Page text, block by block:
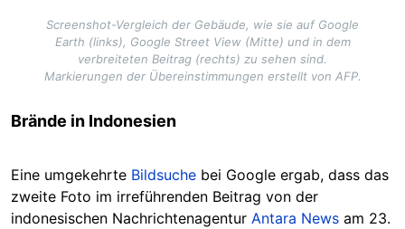
Screenshot-Vergleich der Gebäude, wie sie auf Google
Earth (links), Google Street View (Mitte) und in dem
verbreiteten Beitrag (rechts) zu sehen sind.
Markierungen der Übereinstimmungen erstellt von AFP.
Brände in Indonesien
Eine umgekehrte Bildsuche bei Google ergab, dass das
zweite Foto im irreführenden Beitrag von der
indonesischen Nachrichtenagentur Antara News am 23.